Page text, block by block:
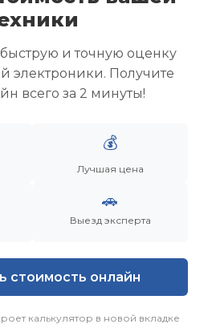
(б/у)
Смотреть еще
и точную оценку
электроники. Получите
всего за 2 минуты!
💰
Лучшая цена
🚗
Выезд эксперта
стоимость онлайн
калькулятор в новой вкладке